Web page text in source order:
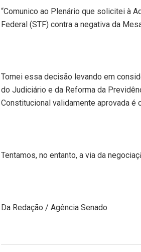
“Comunico ao Plenário que solicitei à
Federal (STF) contra a negativa da
Tomei essa decisão levando em
do Judiciário e da Reforma da
Constitucional validamente aprovada
Tentamos, no entanto, a via da
Da Redação / Agência Senado